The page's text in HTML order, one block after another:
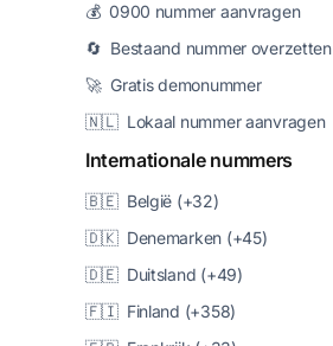
💰 0900 nummer aanvragen
🔄 Bestaand nummer overzetten
🚀 Gratis demonummer
🇳🇱 Lokaal nummer aanvragen
Internationale nummers
🇧🇪 België (+32)
🇩🇰 Denemarken (+45)
🇩🇪 Duitsland (+49)
🇫🇮 Finland (+358)